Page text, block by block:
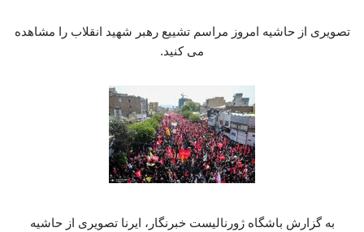
تصویری از حاشیه امروز مراسم تشییع رهبر شهید انقلاب را مشاهده
می کنید.
به گزارش باشگاه ژورنالیست خبرنگار، ایرنا تصویری از حاشیه